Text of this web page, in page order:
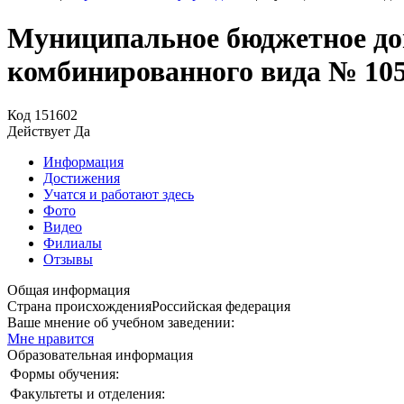
Муниципальное бюджетное
комбинированного вида №
Код 151602
Действует Да
Информация
Достижения
Учатся и работают здесь
Фото
Видео
Филиалы
Отзывы
Общая информация
Страна происхожденияРоссийская федерация
Ваше мнение об учебном заведении:
Мне нравится
Образовательная информация
Формы обучения:
Факультеты и отделения: